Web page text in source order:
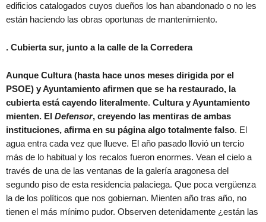
edificios catalogados cuyos dueños los han abandonado o no les
están haciendo las obras oportunas de mantenimiento.
. Cubierta sur, junto a la calle de la Corredera
Aunque Cultura (hasta hace unos meses dirigida por el
PSOE) y Ayuntamiento afirmen que se ha restaurado, la
cubierta está cayendo literalmente. Cultura y Ayuntamiento
mienten. El Defensor, creyendo las mentiras de ambas
instituciones, afirma en su página algo totalmente falso. El
agua entra cada vez que llueve. El año pasado llovió un tercio
más de lo habitual y los recalos fueron enormes. Vean el cielo a
través de una de las ventanas de la galería aragonesa del
segundo piso de esta residencia palaciega. Que poca vergüenza
la de los políticos que nos gobiernan. Mienten año tras año, no
tienen el más mínimo pudor. Observen detenidamente ¿están las